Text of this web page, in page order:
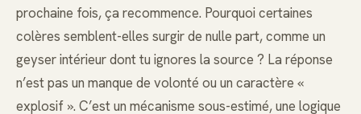
prochaine fois, ça recommence. Pourquoi certaines
colères semblent-elles surgir de nulle part, comme un
geyser intérieur dont tu ignores la source ? La réponse
n’est pas un manque de volonté ou un caractère «
explosif ». C’est un mécanisme sous-estimé, une logique